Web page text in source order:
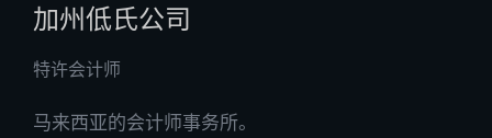
加州低氏公司
特许会计师
马来西亚的会计师事务所。